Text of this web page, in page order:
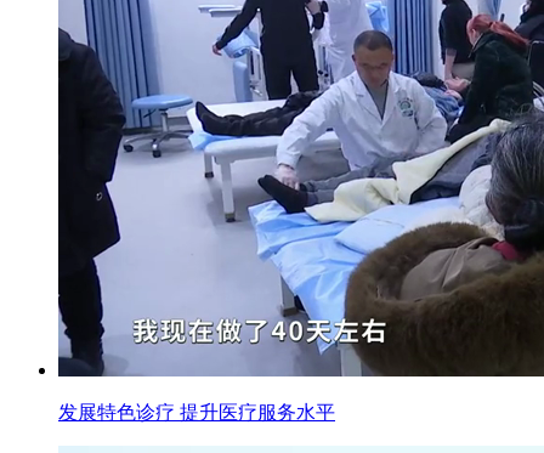
发展特色诊疗 提升医疗服务水平